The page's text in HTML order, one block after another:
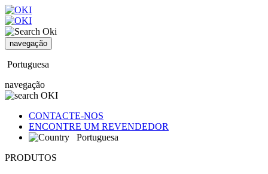
navegação
Portuguesa
navegação
CONTACTE-NOS
ENCONTRE UM REVENDEDOR
Portuguesa
PRODUTOS